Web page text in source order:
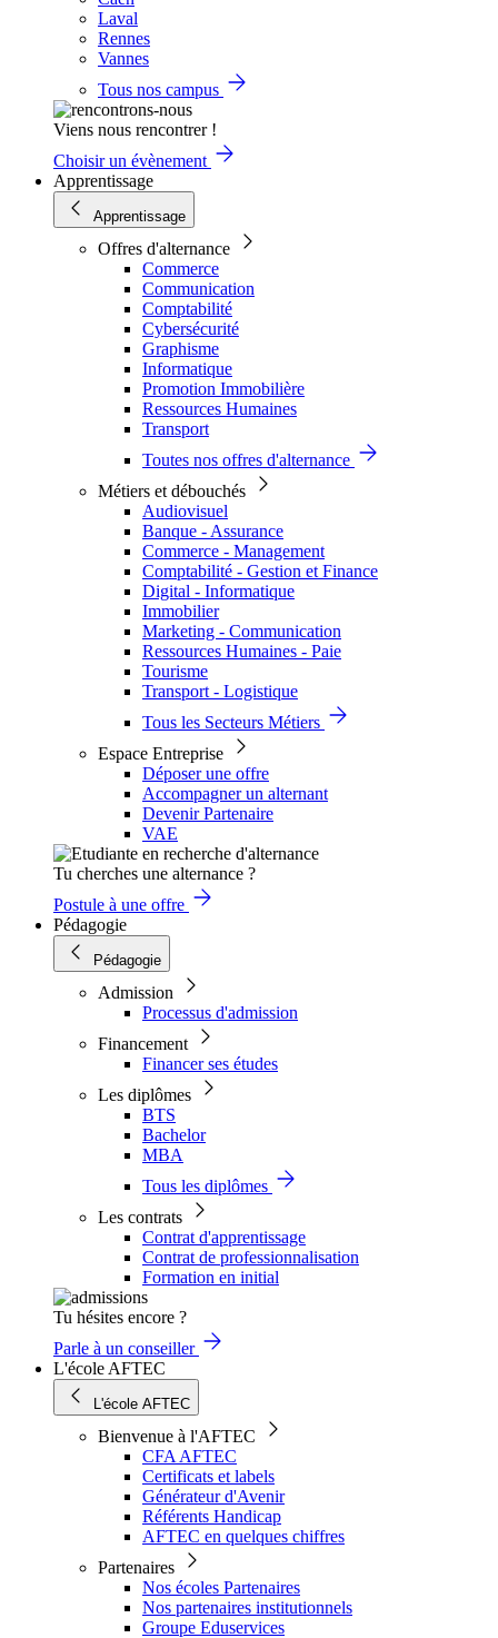
Laval
Rennes
Vannes
Tous nos campus
Viens nous rencontrer !
Choisir un évènement
Apprentissage
Apprentissage
Offres d'alternance
Commerce
Communication
Comptabilité
Cybersécurité
Graphisme
Informatique
Promotion Immobilière
Ressources Humaines
Transport
Toutes nos offres d'alternance
Métiers et débouchés
Audiovisuel
Banque - Assurance
Commerce - Management
Comptabilité - Gestion et Finance
Digital - Informatique
Immobilier
Marketing - Communication
Ressources Humaines - Paie
Tourisme
Transport - Logistique
Tous les Secteurs Métiers
Espace Entreprise
Déposer une offre
Accompagner un alternant
Devenir Partenaire
VAE
Tu cherches une alternance ?
Postule à une offre
Pédagogie
Pédagogie
Admission
Processus d'admission
Financement
Financer ses études
Les diplômes
BTS
Bachelor
MBA
Tous les diplômes
Les contrats
Contrat d'apprentissage
Contrat de professionnalisation
Formation en initial
Tu hésites encore ?
Parle à un conseiller
L'école AFTEC
L'école AFTEC
Bienvenue à l'AFTEC
CFA AFTEC
Certificats et labels
Générateur d'Avenir
Référents Handicap
AFTEC en quelques chiffres
Partenaires
Nos écoles Partenaires
Nos partenaires institutionnels
Groupe Eduservices